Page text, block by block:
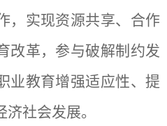
，实现资源共享、合作
改革，参与破解制约发
业教育增强适应性、提
社会发展。